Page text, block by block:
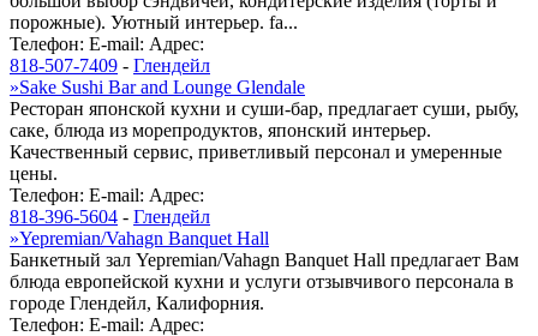
порожные). Уютный интерьер. fa...
Телефон: E-mail: Адрес:
818-507-7409 - Глендейл
»Sake Sushi Bar and Lounge Glendale
Ресторан японской кухни и суши-бар, предлагает суши, рыбу,
саке, блюда из морепродуктов, японский интерьер.
Качественный сервис, приветливый персонал и умеренные
цены.
Телефон: E-mail: Адрес:
818-396-5604 - Глендейл
»Yepremian/Vahagn Banquet Hall
Банкетный зал Yepremian/Vahagn Banquet Hall предлагает Вам
блюда европейской кухни и услуги отзывчивого персонала в
городе Глендейл, Калифорния.
Телефон: E-mail: Адрес: